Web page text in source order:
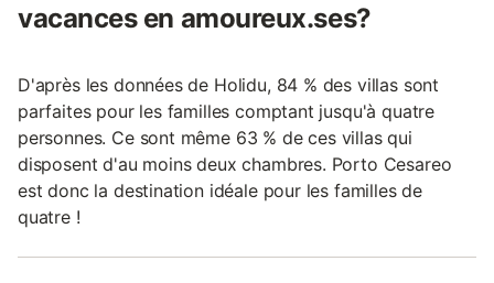
vacances en amoureux.ses?
D'après les données de Holidu, 84 % des villas sont
parfaites pour les familles comptant jusqu'à quatre
personnes. Ce sont même 63 % de ces villas qui
disposent d'au moins deux chambres. Porto Cesareo
est donc la destination idéale pour les familles de
quatre !